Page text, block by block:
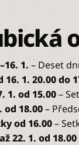
1. – Deset
1. 20.00 do
1. od 15.00–
od 18.00–
od 16.00–
22. 1. od 18.00